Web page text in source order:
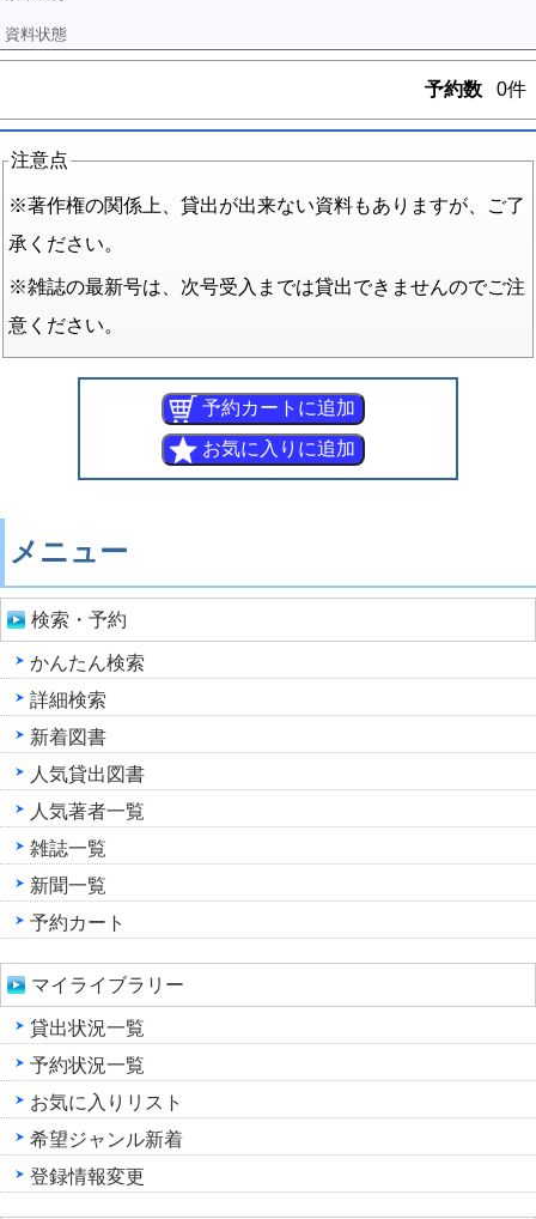
予約数 0件
注意点
※著作権の関係上、貸出が出来ない資料もありますが、ご了
承ください。
※雑誌の最新号は、次号受入までは貸出できませんのでご注
意ください。
メニュー
検索・予約
かんたん検索
詳細検索
新着図書
人気貸出図書
人気著者一覧
雑誌一覧
新聞一覧
予約カート
マイライブラリー
貸出状況一覧
予約状況一覧
お気に入りリスト
希望ジャンル新着
登録情報変更